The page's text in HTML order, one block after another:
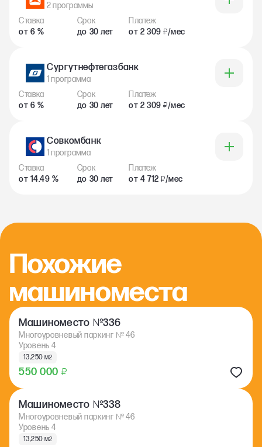
2 программы
Ставка
от 6 %
Срок
до 30 лет
Платеж
от 2 309₽/мес
1 программа
Сургутнефтегазбанк
Ставка
от 6 %
Срок
до 30 лет
Платеж
от 2 309₽/мес
1 программа
Совкомбанк
Ставка
от 14.49 %
Срок
до 30 лет
Платеж
от 4 712₽/мес
Похожие
машиноместа
Машиноместо №336
Многоуровневый паркинг №46
Уровень 4
550 000 ₽
13,250 м2
Машиноместо №338
Многоуровневый паркинг №46
Уровень 4
13,250 м2